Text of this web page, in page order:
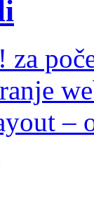
za
–